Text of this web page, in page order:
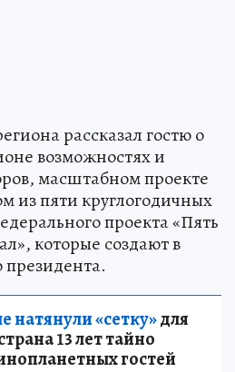
рассказал гостю о
возможностях и
масштабном проекте
из пяти круглогодичных
проекта «Пять
которые создают в
«сетку»для
13 лет тайно
гостей